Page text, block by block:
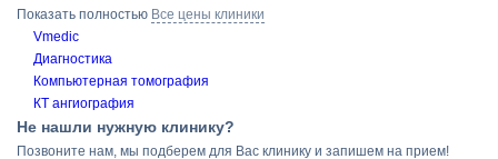
Показать полностью Все цены клиники
Vmedic
Диагностика
Компьютерная томография
КТ ангиография
Не нашли нужную клинику?
Позвоните нам, мы подберем для Вас клинику и запишем на прием!